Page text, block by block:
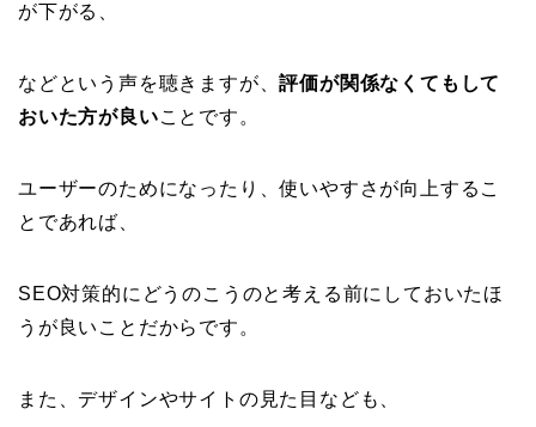
が下がる、
などという声を聴きますが、評価が関係なくてもして
おいた方が良いことです。
ユーザーのためになったり、使いやすさが向上するこ
とであれば、
SEO対策的にどうのこうのと考える前にしておいたほ
うが良いことだからです。
また、デザインやサイトの見た目なども、